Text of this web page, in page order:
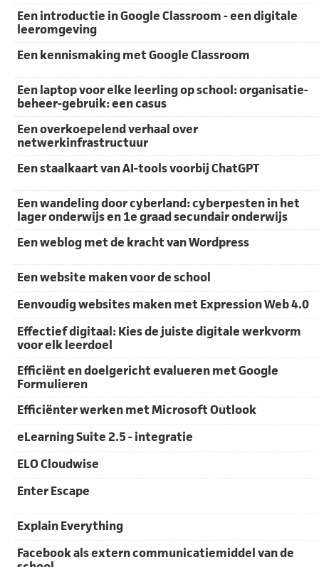
Een introductie in Google Classroom - een digitale
leeromgeving
Een kennismaking met Google Classroom
Een laptop voor elke leerling op school: organisatie-
beheer-gebruik: een casus
Een overkoepelend verhaal over
netwerkinfrastructuur
Een staalkaart van AI-tools voorbij ChatGPT
Een wandeling door cyberland: cyberpesten in het
lager onderwijs en 1e graad secundair onderwijs
Een weblog met de kracht van Wordpress
Een website maken voor de school
Eenvoudig websites maken met Expression Web 4.0
Effectief digitaal: Kies de juiste digitale werkvorm
voor elk leerdoel
Efficiënt en doelgericht evalueren met Google
Formulieren
Efficiënter werken met Microsoft Outlook
eLearning Suite 2.5 - integratie
ELO Cloudwise
Enter Escape
Explain Everything
Facebook als extern communicatiemiddel van de